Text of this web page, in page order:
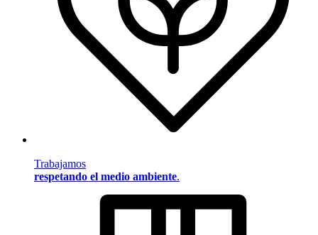
Trabajamos
respetando el medio ambiente.